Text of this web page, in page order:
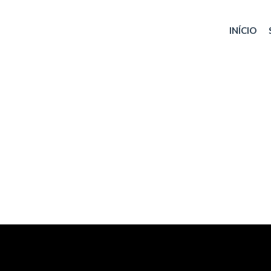
INÍCIO
Instalações Comerciais